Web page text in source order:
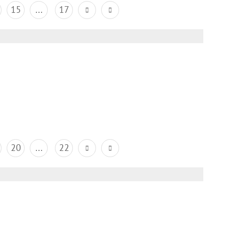
15 ... 17
20 ... 22